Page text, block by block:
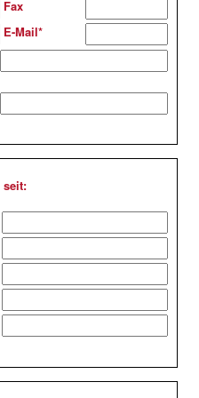
Fax
E-Mail*
seit: